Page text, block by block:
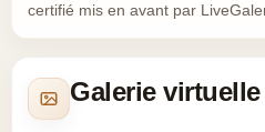
certifié mis en avant par
Galerie virtuelle